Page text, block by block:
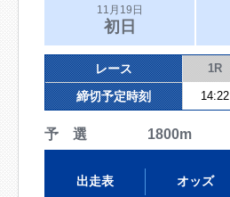
11月19日
初日
レース 1R
締切予定時刻 14:22
予 選 1800m
出走表 オッズ